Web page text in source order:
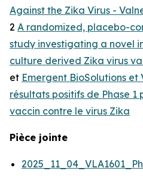
Against the Zika Virus -
2 A randomized, placebo-
study investigating a novel
culture derived Zika virus
et Emergent BioSolutions
résultats positifs de Phase
vaccin contre le virus Zika
Pièce jointe